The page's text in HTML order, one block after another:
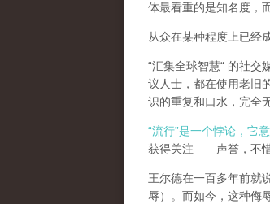
体最看重的是知名度，
从众在某种程度上已经
“汇集全球智慧“ 的社
议人士，都在使用老旧
识的重复和口水，完全
“流行”是一个悖论，它
获得关注——声誉，不惜
王尔德在一百多年前就
辱）。而如今，这种侮